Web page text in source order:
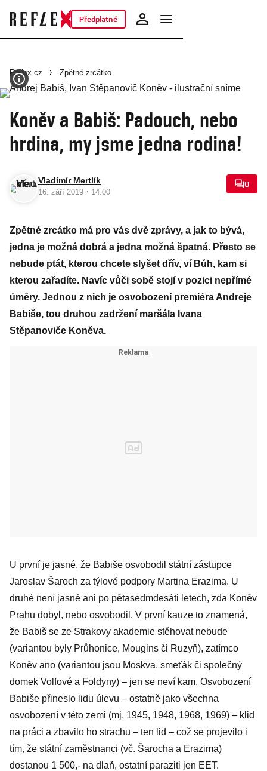
Předplatné
Reflex.cz Zpětné zrcátko
Koněv a Babiš: Padouch, nebo
hrdina, my jsme jedna rodina!
Vladimír Mertlík
16. září 2019 · 14:00
0
Zpětné zrcátko má pro vás dvě zprávy, a jak to bývá,
jedna je možná dobrá a jedna možná špatná. Přesto se
nebude ptát, kterou chcete slyšet dřív, ví Bůh, kam si
kterou zařadíte. Navíc vůči sobě stojí v pozici nepřímé
úměry. Jednou z nich je osvobození premiéra Andreje
Babiše, tou druhou zadržení maršála Ivana
Stěpanoviče Koněva.
U první je jasné, že Babiše osvobodil státní zástupce
Jaroslav Šaroch za týlové podpory Martina Erazima. U
druhé není jasné ani po pětasedmdesáti letech, zda Koněv
Prahu dobyl, nebo osvobodil. V první kauze to znamená,
že Babiš se ze Strakovy akademie stěhovat nebude
(variantou byly Průhonice, Mougins či Ruzyň), zatímco
Koněv ano (variantou jsou Moskva, smeťák či společný
domek Volfové a Foldyny) – jen se neví kam. Osvobození
Babiše přineslo lidu úlevu – ostatně jako všechna
osvobození v této zemi (mj. 1945, 1948, 1968, 1969) – klid
na práci a zbavilo ho strachu – ten lid – což se projevilo i
tím, že státní zaměstnanci (vč. Šarocha a Erazima)
dostanou 1 500,- na dlaň, ostatní paraziti jen EET.